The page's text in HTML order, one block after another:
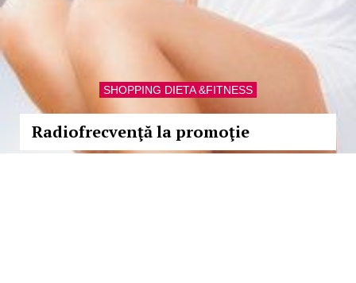
SHOPPING DIETA &FITNESS
Radiofrecvenţă la promoţie